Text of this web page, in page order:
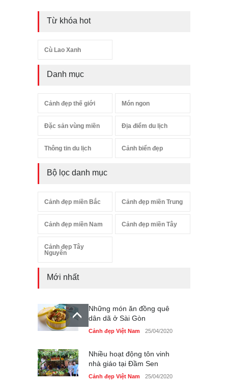
Từ khóa hot
Cù Lao Xanh
Danh mục
Cảnh đẹp thế giới Món ngon
Đặc sản vùng miền Địa điểm du lịch
Thông tin du lịch Cảnh biển đẹp
Bộ lọc danh mục
Cảnh đẹp miền Bắc Cảnh đẹp miền Trung
Cảnh đẹp miền Nam Cảnh đẹp miền Tây
Cảnh đẹp Tây
Nguyên
Mới nhất
Những món ăn đồng quê
dân dã ở Sài Gòn
Cảnh đẹp Việt Nam 25/04/2020
Nhiều hoạt động tôn vinh
nhà giáo tại Đầm Sen
Cảnh đẹp Việt Nam 25/04/2020